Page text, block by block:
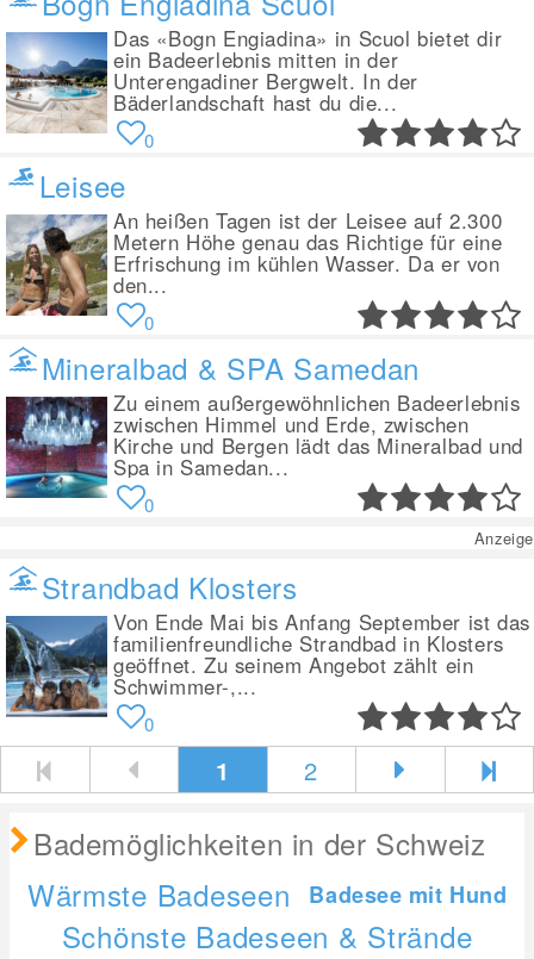
Das «Bogn Engiadina» in Scuol bietet dir
ein Badeerlebnis mitten in der
Unterengadiner Bergwelt. In der
Bäderlandschaft hast du die...
0
Leisee
An heißen Tagen ist der Leisee auf 2.300
Metern Höhe genau das Richtige für eine
Erfrischung im kühlen Wasser. Da er von
den...
0
Mineralbad & SPA Samedan
Zu einem außergewöhnlichen Badeerlebnis
zwischen Himmel und Erde, zwischen
Kirche und Bergen lädt das Mineralbad und
Spa in Samedan...
0
Anzeige
Strandbad Klosters
Von Ende Mai bis Anfang September ist das
familienfreundliche Strandbad in Klosters
geöffnet. Zu seinem Angebot zählt ein
Schwimmer-,...
0
1 2
Bademöglichkeiten in der Schweiz
Wärmste Badeseen
Badesee mit Hund
Schönste Badeseen & Strände